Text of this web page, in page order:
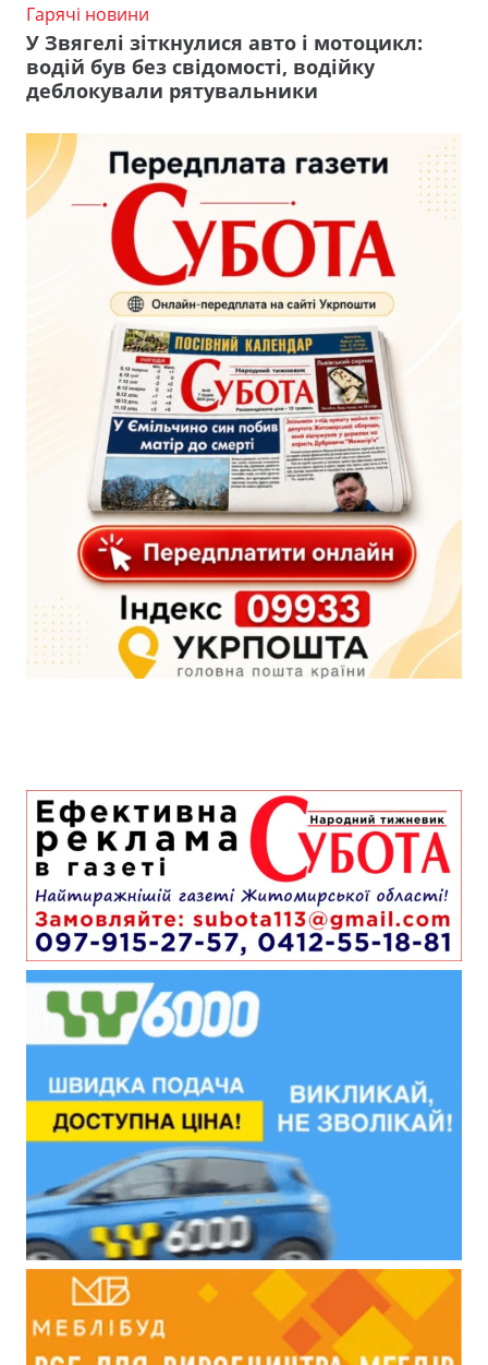
Гарячі новини
У Звягелі зіткнулися авто і мотоцикл:
водій був без свідомості, водійку
деблокували рятувальники